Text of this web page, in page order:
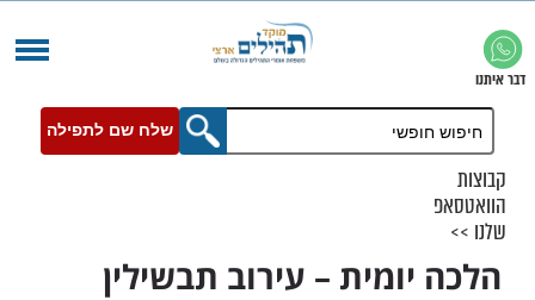
שלח שם לתפילה